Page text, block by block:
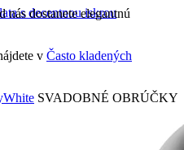
s decentnou iskrou
dostanete elegantnú
v Často kladených
White SVADOBNÉ OBRÚČKY